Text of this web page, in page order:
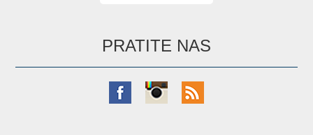
PRATITE NAS